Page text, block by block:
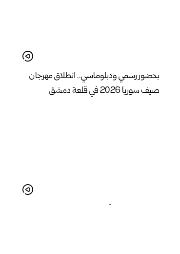
بحضور رسمي ودبلوماسي.. انطلاق مهرجان
صيف سوريا 2026 في قلعة دمشق